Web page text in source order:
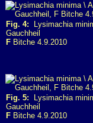
Fig. 4: Lysimachia
Gauchheil
F Bitche 4.9.2010
Fig. 5: Lysimachia
Gauchheil
F Bitche 4.9.2010